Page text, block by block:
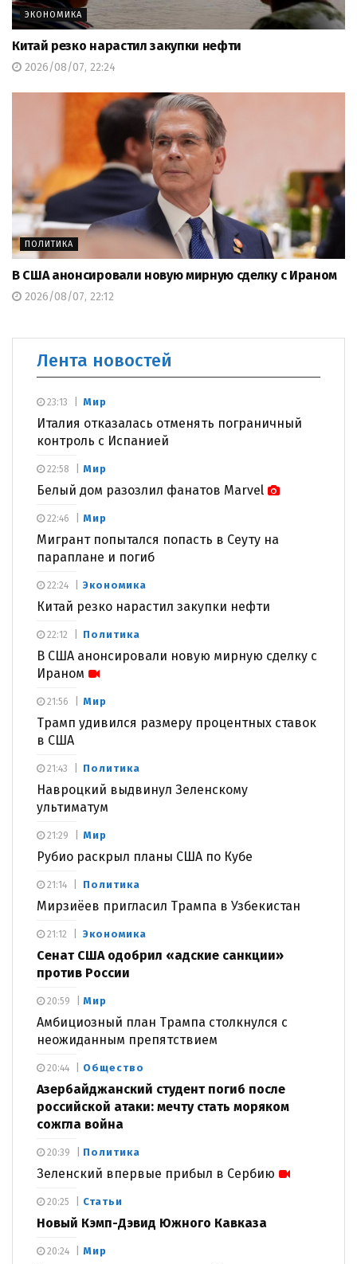
ЭКОНОМИКА
Китай резко нарастил закупки нефти
2026/08/07, 22:24
ПОЛИТИКА
В США анонсировали новую мирную сделку с Ираном
2026/08/07, 22:12
Лента новостей
Мир
Италия отказалась отменять пограничный
контроль с Испанией
23:13
Мир
Белый дом разозлил фанатов Marvel
22:58
Мир
Мигрант попытался попасть в Сеуту на
параплане и погиб
22:46
Экономика
Китай резко нарастил закупки нефти
22:24
Политика
В США анонсировали новую мирную сделку с
Ираном
22:12
Мир
Трамп удивился размеру процентных ставок
в США
21:56
Политика
Навроцкий выдвинул Зеленскому
ультиматум
21:43
Мир
Рубио раскрыл планы США по Кубе
21:29
Политика
Мирзиёев пригласил Трампа в Узбекистан
21:14
Экономика
Сенат США одобрил «адские санкции»
против России
21:12
Мир
Амбициозный план Трампа столкнулся с
неожиданным препятствием
20:59
Общество
Азербайджанский студент погиб после
российской атаки: мечту стать моряком
сожгла война
20:44
Политика
Зеленский впервые прибыл в Сербию
20:39
Статьи
Новый Кэмп-Дэвид Южного Кавказа
20:25
Мир
20:24